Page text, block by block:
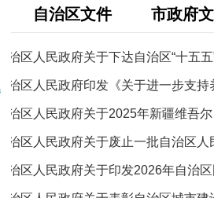
自治区文件 市政府
治区人民政府关于下达自治区“十五
治区人民政府印发《关于进一步支
治区人民政府关于2025年新疆维吾
治区人民政府关于废止一批自治区人